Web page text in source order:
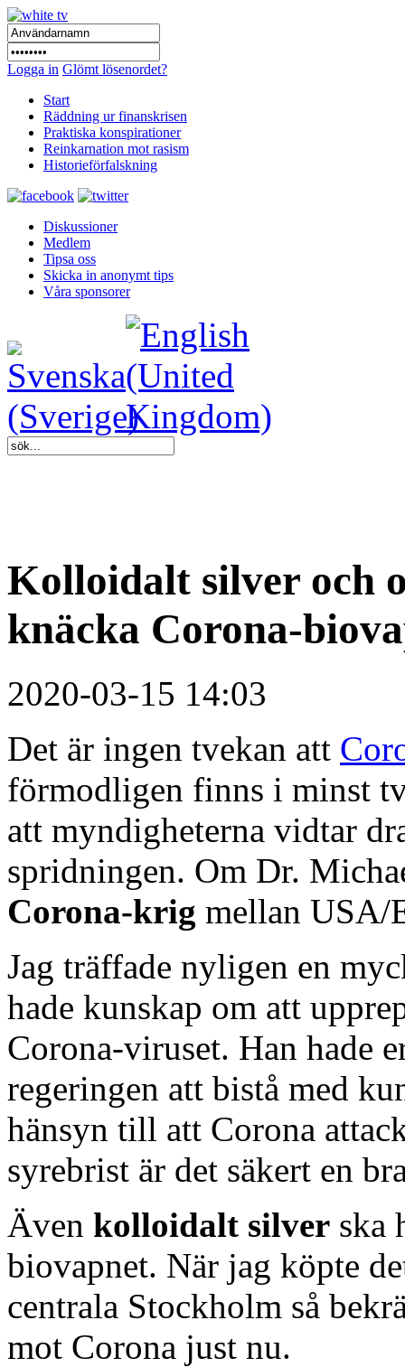
Logga in Glömt lösenordet?
Start
Räddning ur finanskrisen
Praktiska konspirationer
Reinkarnation mot rasism
Historieförfalskning
Diskussioner
Medlem
Tipsa oss
Skicka in anonymt tips
Våra sponsorer
Kolloidalt silver och
knäcka Corona-
2020-03-15 14:03
Det är ingen tvekan att
förmodligen finns i minst
att myndigheterna vidtar
spridningen. Om Dr.
Corona-krig mellan USA/
Jag träffade nyligen en
hade kunskap om att
Corona-viruset. Han hade
regeringen att bistå med
hänsyn till att Corona
syrebrist är det säkert en
Även kolloidalt silver ska
biovapnet. När jag köpte
centrala Stockholm så
mot Corona just nu.